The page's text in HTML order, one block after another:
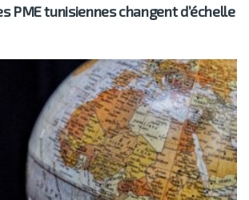
PME tunisiennes changent d’échelle